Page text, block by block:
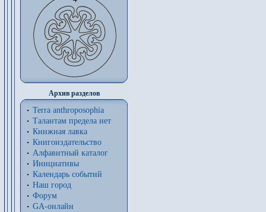
Архив разделов
Terra anthroposophia
Талантам предела нет
Книжная лавка
Книгоиздательство
Алфавитный каталог
Инициативы
Календарь событий
Наш город
Форум
GA-онлайн